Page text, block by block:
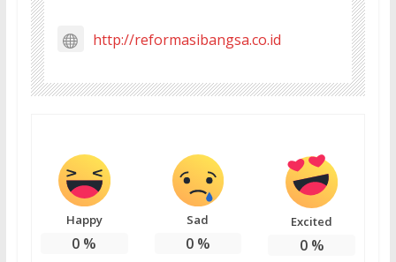
http://reformasibangsa.co.id
Happy
0 %
Sad
0%
Excited
0%